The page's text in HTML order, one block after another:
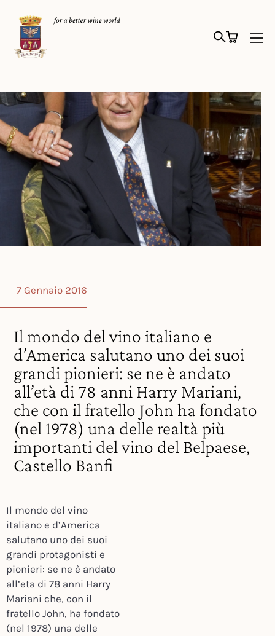
7 Gennaio 2016
Il mondo del vino italiano e
d’America salutano uno dei suoi
grandi pionieri: se ne è andato
all’età di 78 anni Harry Mariani,
che con il fratello John ha fondato
(nel 1978) una delle realtà più
importanti del vino del Belpaese,
Castello Banfi
Il mondo del vino
italiano e d’America
salutano uno dei suoi
grandi protagonisti e
pionieri: se ne è andato
all’eta di 78 anni Harry
Mariani che, con il
fratello John, ha fondato
(nel 1978) una delle